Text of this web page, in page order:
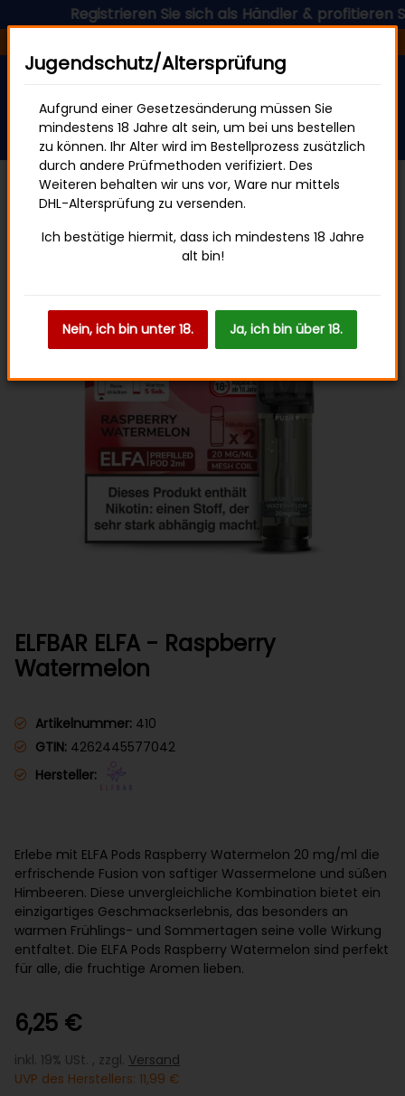
Registrieren Sie sich als Händler & profitieren Sie
ELFBAR ELFA
ELFBAR ELFA - Raspberry
Watermelon
Artikelnummer: 410
GTIN: 4262445577042
Hersteller:
Erlebe mit ELFA Pods Raspberry Watermelon 20 mg/ml die
erfrischende Fusion von saftiger Wassermelone und süßen
Himbeeren. Diese unvergleichliche Kombination bietet ein
einzigartiges Geschmackserlebnis, das besonders an
warmen Frühlings- und Sommertagen seine volle Wirkung
entfaltet. Die ELFA Pods Raspberry Watermelon sind perfekt
für alle, die fruchtige Aromen lieben.
6,25 €
inkl. 19% USt. , zzgl. Versand
UVP des Herstellers: 11,99 €
Jugendschutz/Altersprüfung
Aufgrund einer Gesetzesänderung müssen Sie
mindestens 18 Jahre alt sein, um bei uns bestellen
zu können. Ihr Alter wird im Bestellprozess zusätzlich
durch andere Prüfmethoden verifiziert. Des
Weiteren behalten wir uns vor, Ware nur mittels
DHL-Altersprüfung zu versenden.
Ich bestätige hiermit, dass ich mindestens 18 Jahre
alt bin!
Nein, ich bin unter 18. Ja, ich bin über 18.